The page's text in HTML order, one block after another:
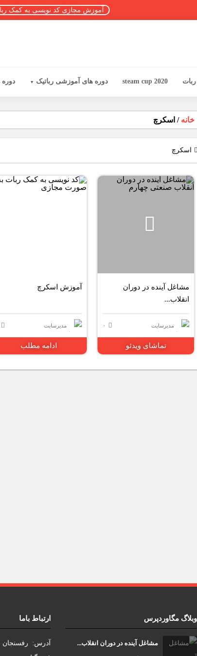
آموزش مجازی کد نویسی به کمک
steam cup 2020 دوره های آموزشی رباتیک دوره
خانه / اسکرچ
اسکرچ
مشاغل آینده در دوران
انقلاب...
مدیرسایت
تماشای ویدئو
آموزش اسکرچ
مدیرسایت
ادامه مطلب
وبلاگ مگاوردپرس
مشاغل آینده در دوران انقلاب...
ارتباط باما
آدرس: رفسنجان